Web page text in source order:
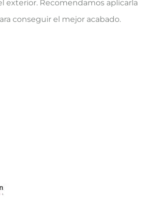
exterior. Recomendamos aplicarla
conseguir el mejor acabado.